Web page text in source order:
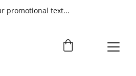
promotional text...